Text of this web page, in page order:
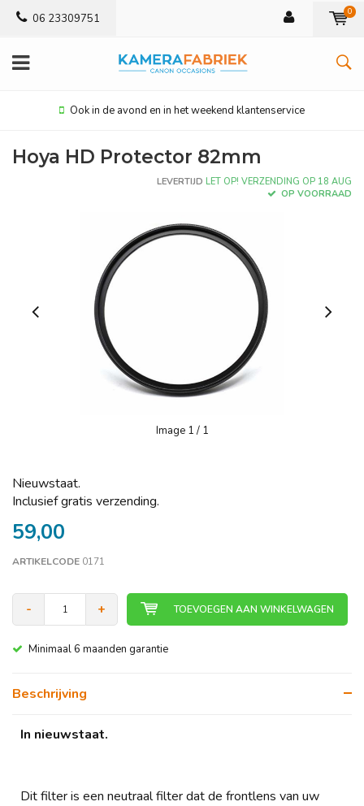
06 23309751 0
Ook in de avond en in het weekend klantenservice
Hoya HD Protector 82mm
LEVERTIJD LET OP! VERZENDING OP 18 AUG
OP VOORRAAD
Image 1 / 1
Nieuwstaat.
Inclusief gratis verzending.
59,00
ARTIKELCODE 0171
- + TOEVOEGEN AAN WINKELWAGEN
Minimaal 6 maanden garantie
Beschrijving
In nieuwstaat.
Dit filter is een neutraal filter dat de frontlens van uw